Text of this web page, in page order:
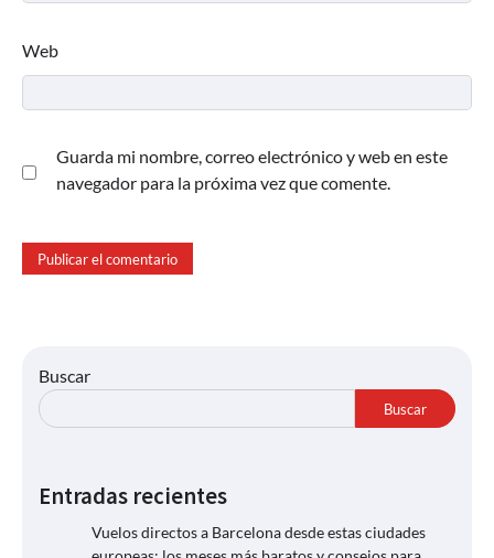
Web
Guarda mi nombre, correo electrónico y web en este
navegador para la próxima vez que comente.
Buscar
Buscar
Entradas recientes
Vuelos directos a Barcelona desde estas ciudades